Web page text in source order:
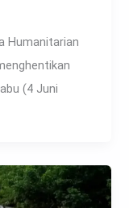
Humanitarian
(4 Juni